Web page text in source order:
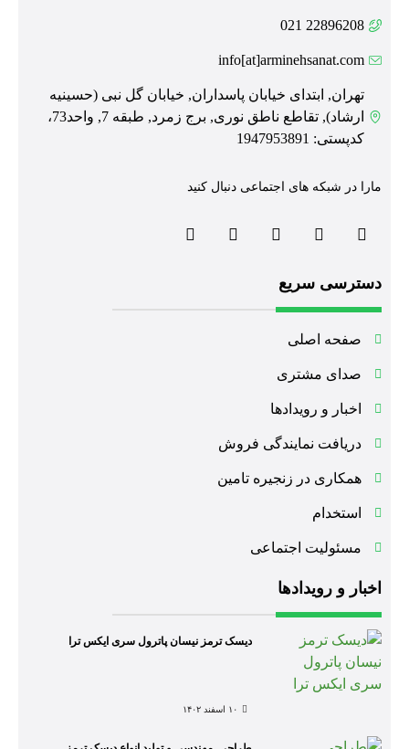
22896208 021
info[at]arminehsanat.com
تهران, ابتدای خیابان پاسداران, خیابان گل نبی (حسینیه
ارشاد), تقاطع ناطق نوری, برج زمرد, طبقه 7, واحد73،
کدپستی: 1947953891
مارا در شبکه های اجتماعی دنبال کنید
دسترسی سریع
صفحه اصلی
صدای مشتری
اخبار و رویدادها
دریافت نمایندگی فروش
همکاری در زنجیره تامین
استخدام
مسئولیت اجتماعی
اخبار و رویدادها
دیسک ترمز نیسان پاترول سری ایکس ترا
۱۰ اسفند ۱۴۰۲